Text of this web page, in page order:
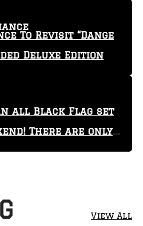
To Revisit “Dange
Deluxe Edition
all Black Flag set
There are only
View All